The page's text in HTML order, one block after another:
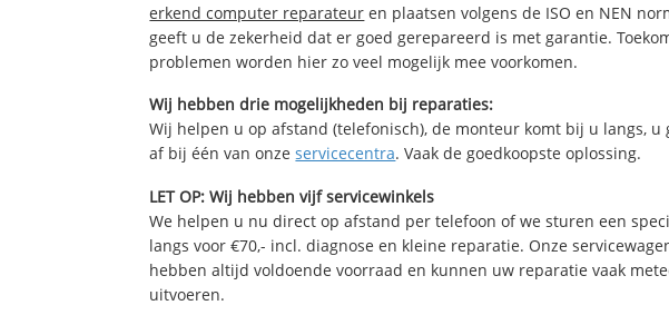
erkend computer reparateur en plaatsen volgens de ISO en NEN
geeft u de zekerheid dat er goed gerepareerd is met garantie.
problemen worden hier zo veel mogelijk mee voorkomen.
Wij hebben drie mogelijkheden bij reparaties:
Wij helpen u op afstand (telefonisch), de monteur komt bij u langs, u
af bij één van onzeservicecentra. Vaak de goedkoopste oplossing.
LET OP: Wij hebben vijf servicewinkels
We helpen u nu direct op afstand per telefoon of we sturen een
langs voor €70,- incl. diagnose en kleine reparatie. Onze
hebben altijd voldoende voorraad en kunnen uw reparatie vaak
uitvoeren.